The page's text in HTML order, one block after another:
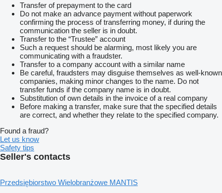
Transfer of prepayment to the card
Do not make an advance payment without paperwork
confirming the process of transferring money, if during the
communication the seller is in doubt.
Transfer to the “Trustee” account
Such a request should be alarming, most likely you are
communicating with a fraudster.
Transfer to a company account with a similar name
Be careful, fraudsters may disguise themselves as well-known
companies, making minor changes to the name. Do not
transfer funds if the company name is in doubt.
Substitution of own details in the invoice of a real company
Before making a transfer, make sure that the specified details
are correct, and whether they relate to the specified company.
Found a fraud?
Let us know
Safety tips
Seller's contacts
Przedsiębiorstwo Wielobranżowe MANTIS